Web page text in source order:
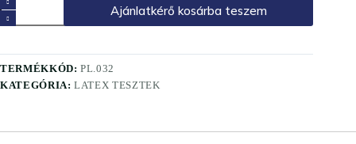
Ajánlatkérő kosárba teszem
TERMÉKKÓD:PL.032
KATEGÓRIA:LATEX TESZTEK